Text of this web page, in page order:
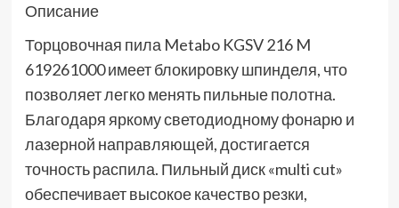
Описание
Торцовочная пила Metabo KGSV 216 M
619261000 имеет блокировку шпинделя, что
позволяет легко менять пильные полотна.
Благодаря яркому светодиодному фонарю и
лазерной направляющей, достигается
точность распила. Пильный диск «multi cut»
обеспечивает высокое качество резки,